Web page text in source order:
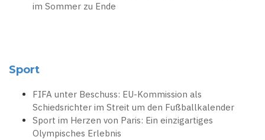
im Sommer zu Ende
Sport
FIFA unter Beschuss: EU-Kommission als
Schiedsrichter im Streit um den Fußballkalender
Sport im Herzen von Paris: Ein einzigartiges
Olympisches Erlebnis